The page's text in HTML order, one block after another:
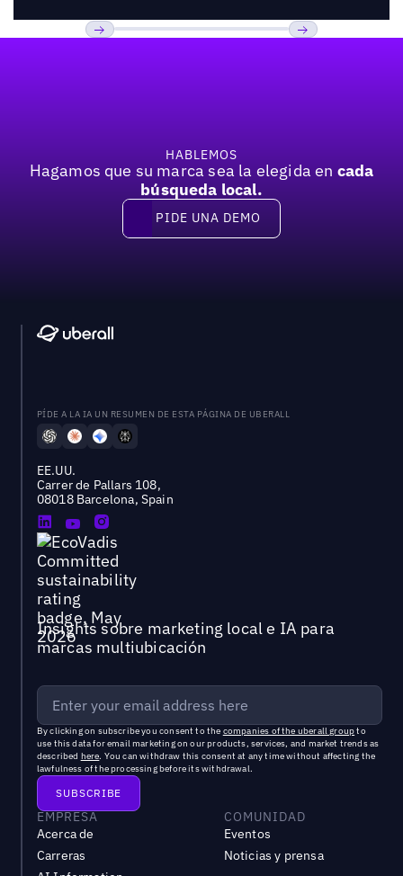
HABLEMOS
Hagamos que su marca sea la elegida en cada
búsqueda local.
Pide una demo
PIDE UNA DEMO
PÍDE A LA IA UN RESUMEN DE ESTA PÁGINA DE UBERALL
EE.UU.
Carrer de Pallars 108,
08018 Barcelona, Spain
Insights sobre marketing local e IA para
marcas multiubicación
By clicking on subscribe you consent to the companies of the uberall groupto
use this data for email marketing on our products, services, and market trends as
described here. You can withdraw this consent at any time without affecting the
lawfulness of the processing before its withdrawal.
EMPRESA
Acerca de
Carreras
COMUNIDAD
Eventos
Noticias y prensa